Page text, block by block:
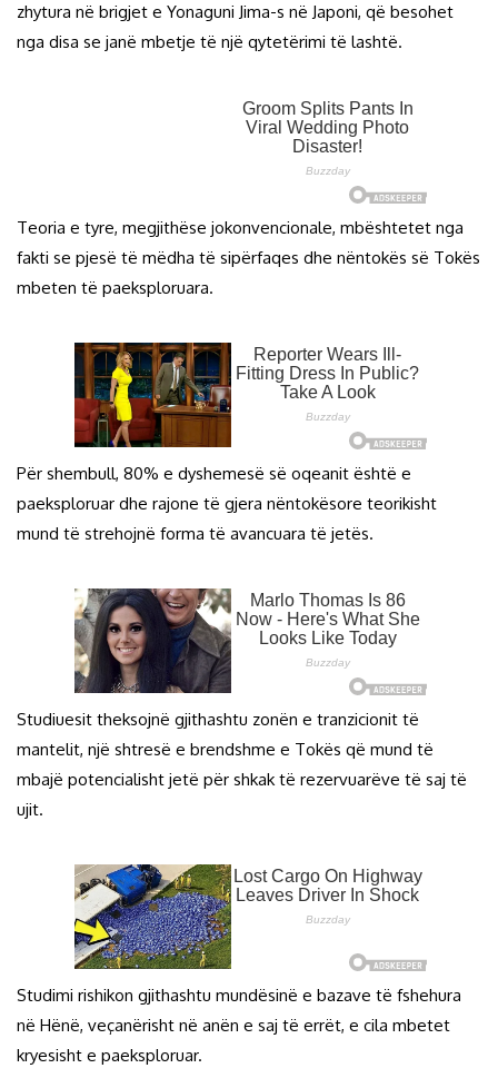
zhytura në brigjet e Yonaguni Jima-s në Japoni, që besohet
nga disa se janë mbetje të një qytetërimi të lashtë.
Teoria e tyre, megjithëse jokonvencionale, mbështetet nga
fakti se pjesë të mëdha të sipërfaqes dhe nëntokës së Tokës
mbeten të paeksploruara.
Për shembull, 80% e dyshemesë së oqeanit është e
paeksploruar dhe rajone të gjera nëntokësore teorikisht
mund të strehojnë forma të avancuara të jetës.
Studiuesit theksojnë gjithashtu zonën e tranzicionit të
mantelit, një shtresë e brendshme e Tokës që mund të
mbajë potencialisht jetë për shkak të rezervuarëve të saj të
ujit.
Studimi rishikon gjithashtu mundësinë e bazave të fshehura
në Hënë, veçanërisht në anën e saj të errët, e cila mbetet
kryesisht e paeksploruar.